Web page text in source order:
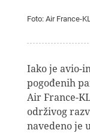
Foto: Air France-
Iako je avio-
pogođenih
Air France-
održivog
navedeno je